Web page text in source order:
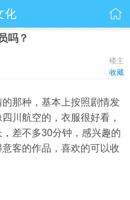
化
吗？
楼主
收藏
那种，基本上按照剧情发
川航空的，衣服很好看，
差不多30分钟，感兴趣的
客的作品，喜欢的可以收